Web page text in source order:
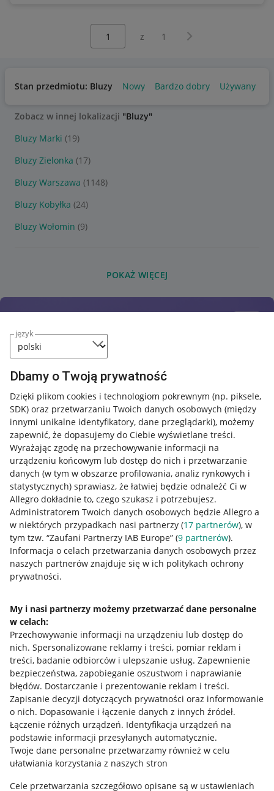
język
Dbamy o Twoją prywatność
Dzięki plikom cookies i technologiom pokrewnym (np. piksele,
SDK) oraz przetwarzaniu Twoich danych osobowych (między
innymi unikalne identyfikatory, dane przeglądarki), możemy
zapewnić, że dopasujemy do Ciebie wyświetlane treści.
Wyrażając zgodę na przechowywanie informacji na
urządzeniu końcowym lub dostęp do nich i przetwarzanie
danych (w tym w obszarze profilowania, analiz rynkowych i
statystycznych) sprawiasz, że łatwiej będzie odnaleźć Ci w
Allegro dokładnie to, czego szukasz i potrzebujesz.
Administratorem Twoich danych osobowych będzie Allegro a
w niektórych przypadkach nasi partnerzy (17 partnerów), w
tym tzw. “Zaufani Partnerzy IAB Europe” (9 partnerów).
Informacja o celach przetwarzania danych osobowych przez
naszych partnerów znajduje się w ich politykach ochrony
prywatności.
My i nasi partnerzy możemy przetwarzać dane personalne
w celach:
Przechowywanie informacji na urządzeniu lub dostęp do
nich. Spersonalizowane reklamy i treści, pomiar reklam i
treści, badanie odbiorców i ulepszanie usług. Zapewnienie
bezpieczeństwa, zapobieganie oszustwom i naprawianie
błędów. Dostarczanie i prezentowanie reklam i treści.
Zapisanie decyzji dotyczących prywatności oraz informowanie
o nich. Dopasowanie i łączenie danych z innych źródeł.
Łączenie różnych urządzeń. Identyfikacja urządzeń na
podstawie informacji przesyłanych automatycznie.
Twoje dane personalne przetwarzamy również w celu
ułatwiania korzystania z naszych stron
Cele przetwarzania szczegółowo opisane są w ustawieniach
z 1 Następna strona
Stan przedmiotu: Bluzy Nowy Bardzo dobry Używany
Zobacz w innej lokalizacji "Bluzy"
Bluzy Marki (19)
Bluzy Zielonka (17)
Bluzy Warszawa (1148)
Bluzy Kobyłka (24)
Bluzy Wołomin (9)
POKAŻ WIĘCEJ
Przydatne informacje
Jak to działa
Allegro Gadane dla sprzedających
Allegro Gadane dla kupujących
Mapa miejscowości
Informacje prawne
Regulamin
Polityka plików "cookies"
Ustawienia plików "cookies"
Udostępnianie lokalizacji